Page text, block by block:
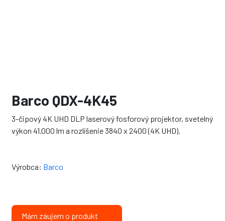
Barco QDX-4K45
3-čipový 4K UHD DLP laserový fosforový projektor, svetelný
výkon 41.000 lm a rozlíšenie 3840 x 2400 (4K UHD).
Výrobca: Barco
Mám záujem o produkt